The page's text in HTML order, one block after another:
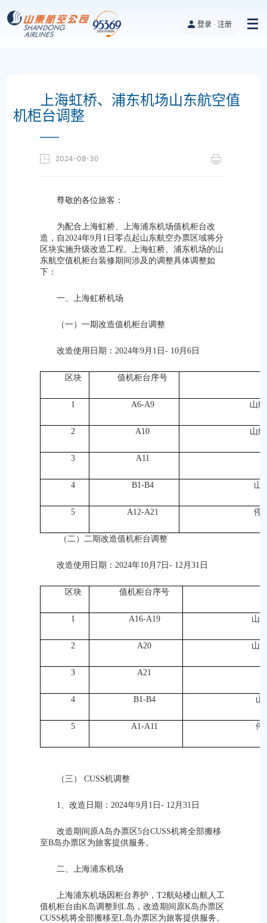
登录 注册
上海虹桥、浦东机场山东航空值
机柜台调整
——
2024-08-30
尊敬的各位旅客：
为配合上海虹桥、上海浦东机场值机柜台改
造，自2024年9月1日零点起山东航空办票区域将分
区块实施升级改造工程。上海虹桥、浦东机场的山
东航空值机柜台装修期间涉及的调整具体调整如
下：
一、上海虹桥机场
（一）一期改造值机柜台调整
改造使用日期：2024年9月1日- 10月6日
区块 值机柜台序号
1 A6-A9 山
2 A10 山
3 A11
4 B1-B4 山
5 A12-A21 停
（二） 二期改造值机柜台调整
改造使用日期：2024年10月7日- 12月31日
区块 值机柜台序号
1 A16-A19 山
2 A20 山
3 A21
4 B1-B4 山
5 A1-A11 停
（三） CUSS机调整
1、改造日期：2024年9月1日- 12月31日
改造期间原A岛办票区5台CUSS机将全部搬移
至B岛办票区为旅客提供服务。
二、上海浦东机场
上海浦东机场因柜台养护，T2航站楼山航人工
值机柜台由K岛调整到L岛，改造期间原K岛办票区
CUSS机将全部搬移至L岛办票区为旅客提供服务。